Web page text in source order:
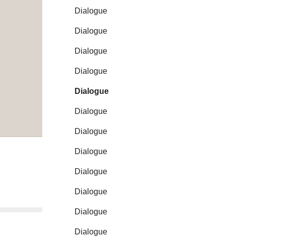
Dialogue
Dialogue
Dialogue
Dialogue
Dialogue
Dialogue
Dialogue
Dialogue
Dialogue
Dialogue
Dialogue
Dialogue